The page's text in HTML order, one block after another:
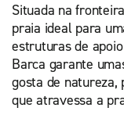
Situada na
praia ideal para
estruturas de
Barca garante
gosta de natureza,
que atravessa a